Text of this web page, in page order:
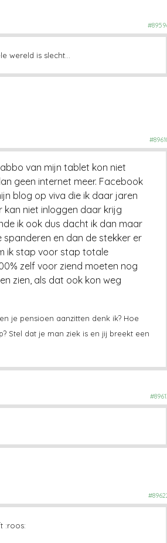
wereld is slecht…
van mijn tablet kon niet
geen internet meer. Facebook
blog op viva die ik daar jaren
niet inloggen daar krijg
ik ook dus dacht ik dan maar
en dan de stekker er
ik stap voor stap totale
zelf voor ziend moeten nog
zien, als dat ook kon weg
je pensioen aanzitten denk ik? Hoe
Stel dat je man ziek is en jij breekt een
:roos: